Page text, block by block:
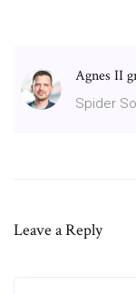
Agnes II
Spider
Leave a Reply